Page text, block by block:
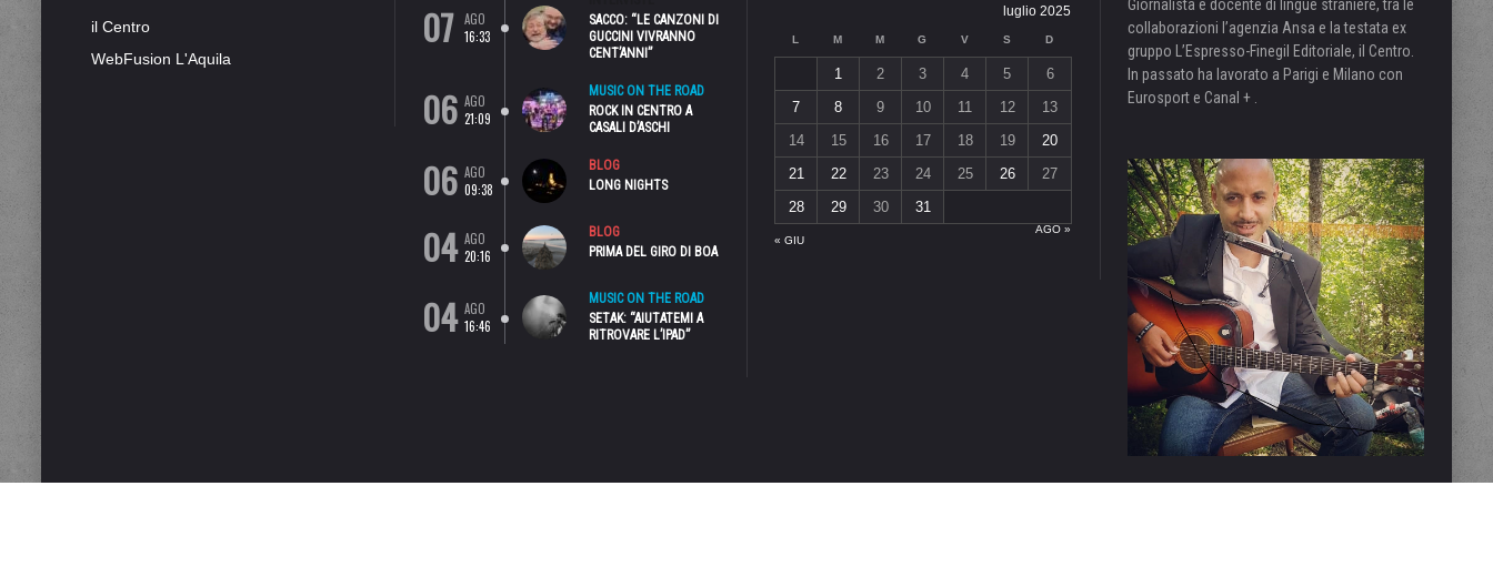
il Centro
WebFusion L'Aquila
07
AGO
16:33
SACCO: “LE CANZONI DI
GUCCINI VIVRANNO
CENT’ANNI”
06 AGO
21:09
MUSIC ON THE ROAD
ROCK IN CENTRO A
CASALI D’ASCHI
06 AGO
09:38
BLOG
LONG NIGHTS
04 AGO
20:16
BLOG
PRIMA DEL GIRO DI BOA
04 AGO
16:46
MUSIC ON THE ROAD
SETAK: “AIUTATEMI A
RITROVARE L’IPAD”
luglio 2025
L M M G V S D
« GIU
AGO »
1 2 3 4 5
6
7
8 9 10 11 12
13
14
15 16 17 18 19
20
21
22 23 24 25 26
27
28
29 30 31
Giornalista e docente di lingue straniere, tra le
collaborazioni l’agenzia Ansa e la testata ex
gruppo L’Espresso-Finegil Editoriale, il Centro.
In passato ha lavorato a Parigi e Milano con
Eurosport e Canal + .